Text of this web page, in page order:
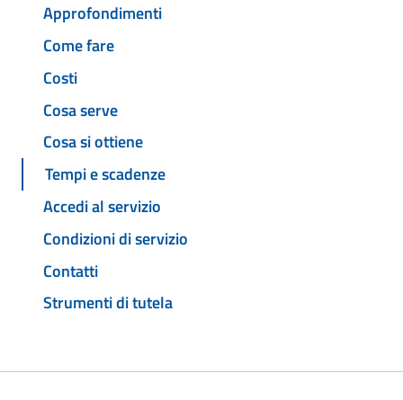
Approfondimenti
Come fare
Costi
Cosa serve
Cosa si ottiene
Tempi e scadenze
Accedi al servizio
Condizioni di servizio
Contatti
Strumenti di tutela